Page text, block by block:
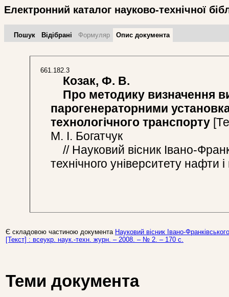
Електронний каталог науково-технічної
Пошук Відібрані Формуляр Опис документа
661.182.3
Козак, Ф. В.
Про методику визначення
парогенераторними
технологічного транспорту
М. І. Богатчук
// Науковий вісник Івано-
технічного університету
Є складовою частиною документа Науковий вісник Івано-
[Текст] : всеукр. наук.-техн. журн. – 2008. – № 2. – 170 c.
Теми документа